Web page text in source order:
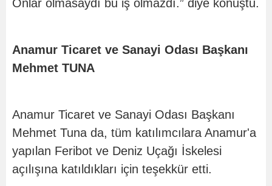
Onlar olmasaydı bu iş olmazdı.” diye konuştu.
Anamur Ticaret ve Sanayi Odası Başkanı
Mehmet TUNA
Anamur Ticaret ve Sanayi Odası Başkanı
Mehmet Tuna da, tüm katılımcılara Anamur'a
yapılan Feribot ve Deniz Uçağı İskelesi
açılışına katıldıkları için teşekkür etti.